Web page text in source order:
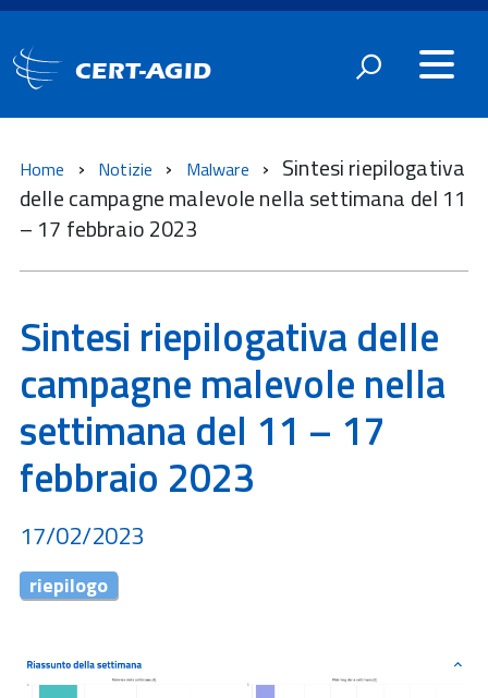
CERT-AGID
Home Notizie Malware
Sintesi riepilogativa
delle campagne malevole nella settimana del 11
– 17 febbraio 2023
Sintesi riepilogativa delle
campagne malevole nella
settimana del 11 – 17
febbraio 2023
17/02/2023
riepilogo